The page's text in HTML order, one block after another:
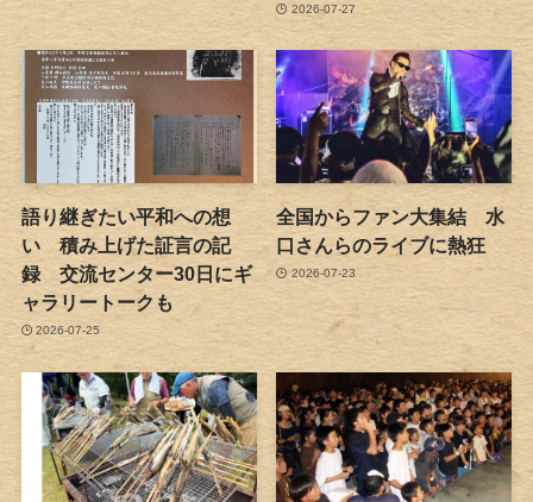
2026-07-27
語り継ぎたい平和への想
い 積み上げた証言の記
録 交流センター30日にギ
ャラリートークも
2026-07-25
全国からファン大集結 水
口さんらのライブに熱狂
2026-07-23